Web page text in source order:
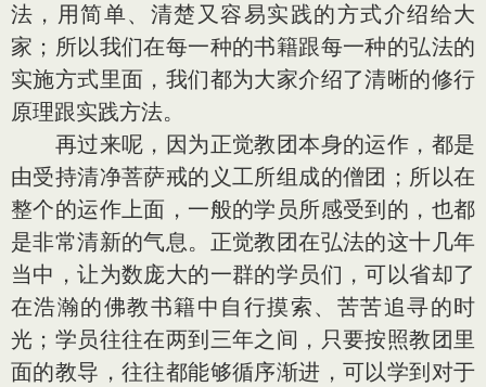
法，用简单、清楚又容易实践的方式介绍给大
家；所以我们在每一种的书籍跟每一种的弘法的
实施方式里面，我们都为大家介绍了清晰的修行
原理跟实践方法。
再过来呢，因为正觉教团本身的运作，都是
由受持清净菩萨戒的义工所组成的僧团；所以在
整个的运作上面，一般的学员所感受到的，也都
是非常清新的气息。正觉教团在弘法的这十几年
当中，让为数庞大的一群的学员们，可以省却了
在浩瀚的佛教书籍中自行摸索、苦苦追寻的时
光；学员往往在两到三年之间，只要按照教团里
面的教导，往往都能够循序渐进，可以学到对于